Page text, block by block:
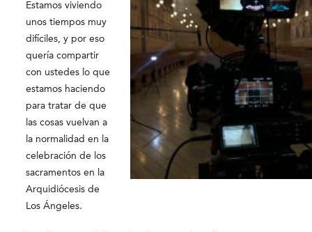
Estamos viviendo
unos tiempos muy
difíciles, y por eso
quería compartir
con ustedes lo que
estamos haciendo
para tratar de que
las cosas vuelvan a
la normalidad en la
celebración de los
sacramentos en la
Arquidiócesis de
Los Ángeles.